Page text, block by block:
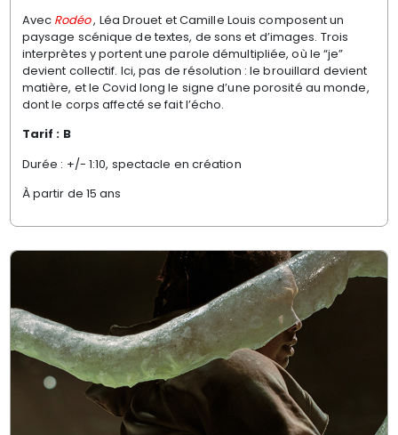
Avec Rodéo, Léa Drouet et Camille Louis composent un
paysage scénique de textes, de sons et d’images. Trois
interprètes y portent une parole démultipliée, où le “je”
devient collectif. Ici, pas de résolution : le brouillard devient
matière, et le Covid long le signe d’une porosité au monde,
dont le corps affecté se fait l’écho.
Tarif : B
Durée : +/- 1:10, spectacle en création
À partir de 15 ans